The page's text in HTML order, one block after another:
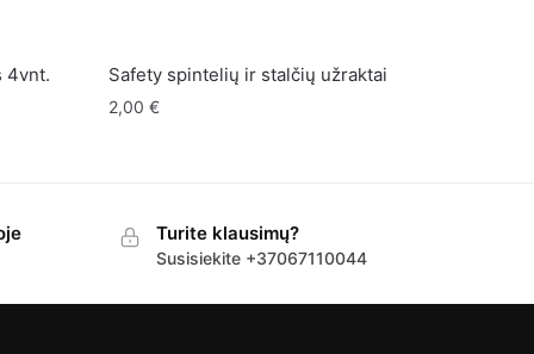
4vnt. Safety spintelių ir stalčių užraktai
2,00 €
Turite klausimų?
Susisiekite +37067110044